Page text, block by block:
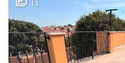
11